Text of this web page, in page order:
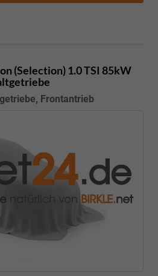
drucken
(Selection) 1.0 TSI 85kW
Frontantrieb